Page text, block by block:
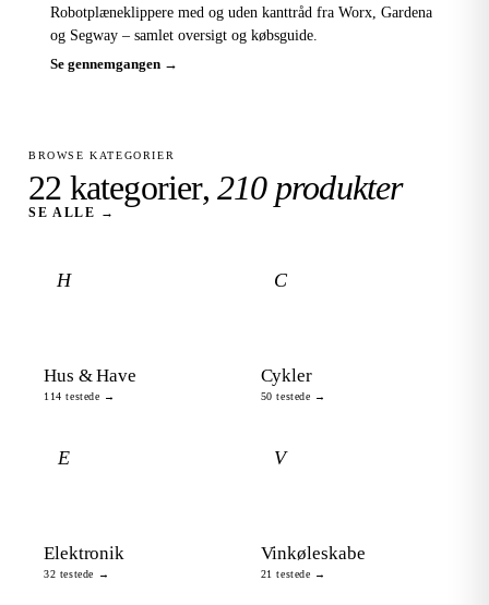
Robotplæneklippere med og uden kanttråd fra Worx, Gardena
og Segway – samlet oversigt og købsguide.
Se gennemgangen →
BROWSE KATEGORIER
22 kategorier, 210 produkter
SE ALLE →
H
Hus & Have
114 testede →
C
Cykler
50 testede →
E
Elektronik
32 testede →
V
Vinkøleskabe
21 testede →